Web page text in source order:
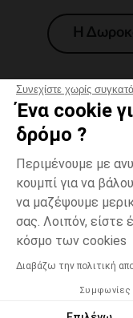
Συνεχίστε χωρίς
Ένα cookie
δρόμο ?
Περιμένουμε με
κουμπί για να
να μαζέψουμε
σας. Λοιπόν, είστε
κόσμο των cookies
Διαβάζω την πολιτική
Συμφωνίες
Ροζ
Η
H Orchestra
μεσολάβησης της